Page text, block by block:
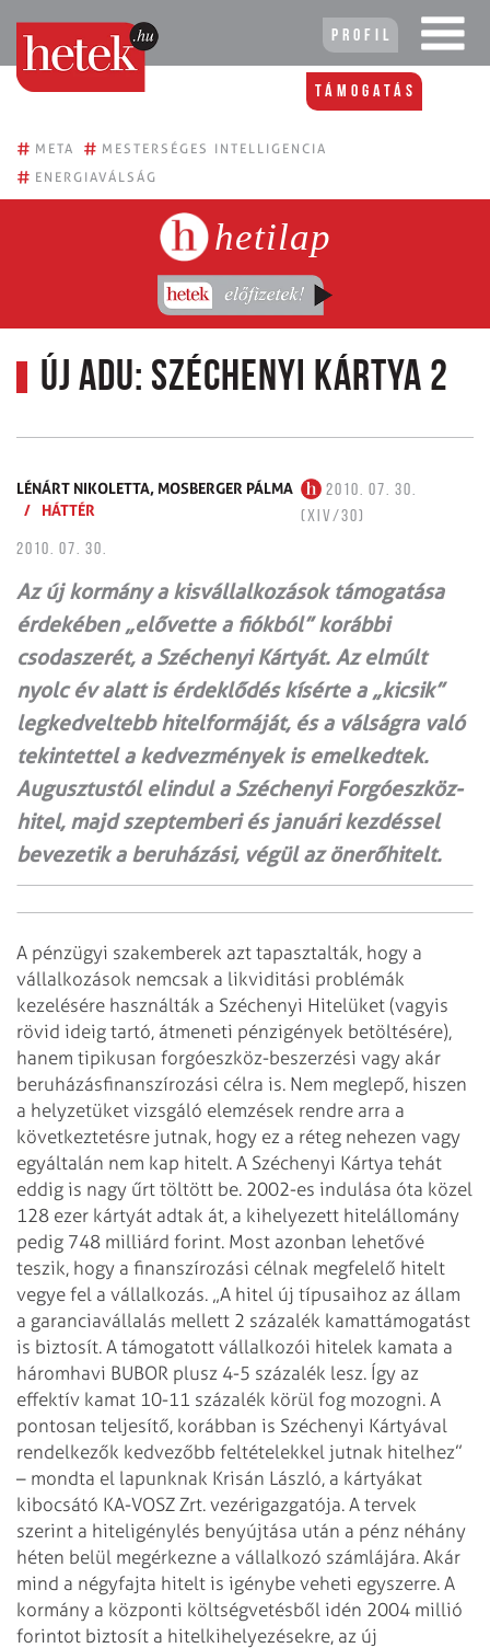
Profil
Támogatás
# META # MESTERSÉGES INTELLIGENCIA
# ENERGIAVÁLSÁG
hetilap
Új adu: Széchenyi Kártya 2
LÉNÁRT NIKOLETTA, MOSBERGER PÁLMA
/
HÁTTÉR
2010. 07. 30.
(XIV/30)
2010. 07. 30.
Az új kormány a kisvállal­ko­zások támogatása
érdekében „elővette a fiókból” korábbi
csodaszerét, a Széchenyi Kár­tyát. Az elmúlt
nyolc év alatt is érdeklődés kísérte a „kicsik”
legkedveltebb hitelformáját, és a válságra való
tekintettel a kedvezmények is emelkedtek.
Augusztustól el­indul a Széchenyi Forgó­eszköz­­
hitel, majd szep­tem­beri és januári kezdéssel
bevezetik a beru­házási, végül az önerőhitelt.
A pénzügyi szakemberek azt tapasztalták, hogy a
vállalkozások nemcsak a likviditási problémák
kezelésére használták a Széchenyi Hitelüket (vagyis
rövid ideig tartó, átmeneti pénzigények betöltésére),
hanem tipikusan forgóeszköz-beszerzési vagy akár
beruházásfinanszírozási célra is. Nem meglepő, hiszen
a helyzetüket vizsgáló elemzések rendre arra a
következtetésre jutnak, hogy ez a réteg nehezen vagy
egyáltalán nem kap hitelt. A Széchenyi Kártya tehát
eddig is nagy űrt töltött be. 2002-es indulása óta közel
128 ezer kártyát adtak át, a kihelyezett hitelállomány
pedig 748 milliárd forint. Most azonban lehetővé
teszik, hogy a finanszírozási célnak megfelelő hitelt
vegye fel a vállalkozás. „A hitel új típusaihoz az állam
a garanciavállalás mellett 2 százalék kamattámogatást
is biztosít. A támogatott vállalkozói hitelek kamata a
háromhavi BUBOR plusz 4-5 százalék lesz. Így az
effektív kamat 10-11 százalék körül fog mozogni. A
pontosan teljesítő, koráb­ban is Széchenyi Kártyával
rendelkezők kedvezőbb feltételekkel jutnak hitelhez”
– mondta el lapunknak Krisán László, a kártyákat
kibocsátó KA-VOSZ Zrt. vezérigazgatója. A tervek
szerint a hiteligénylés benyújtása után a pénz néhány
héten belül megérkezne a vállalkozó számlájára. Akár
mind a négyfajta hitelt is igénybe veheti egyszerre. A
kormány a központi költségvetésből idén 2004 millió
forintot biztosít a hitelkihelyezésekre, az új